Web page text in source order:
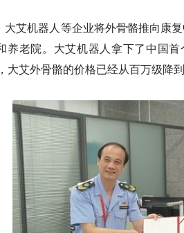
大艾机器人等企业将外骨骼推向康
养老院。大艾机器人拿下了中国
大艾外骨骼的价格已经从百万级降